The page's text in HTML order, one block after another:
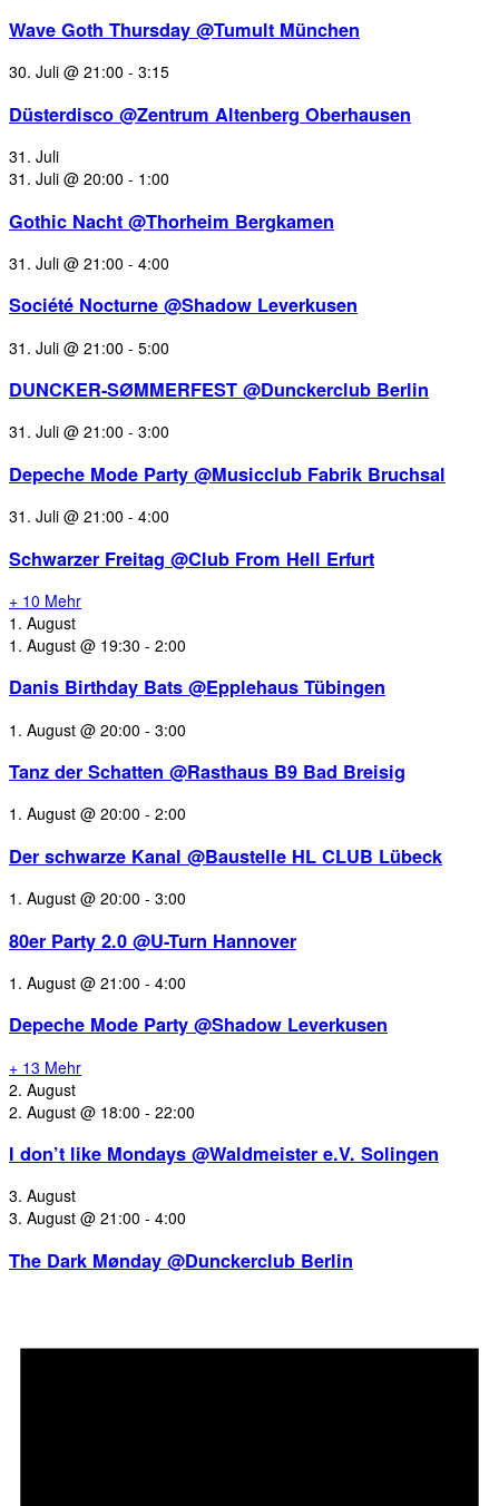
Wave Goth Thursday @Tumult München
30. Juli @ 21:00 - 3:15
Düsterdisco @Zentrum Altenberg Oberhausen
31. Juli
31. Juli @ 20:00 - 1:00
Gothic Nacht @Thorheim Bergkamen
31. Juli @ 21:00 - 4:00
Société Nocturne @Shadow Leverkusen
31. Juli @ 21:00 - 5:00
DUNCKER-SØMMERFEST @Dunckerclub Berlin
31. Juli @ 21:00 - 3:00
Depeche Mode Party @Musicclub Fabrik Bruchsal
31. Juli @ 21:00 - 4:00
Schwarzer Freitag @Club From Hell Erfurt
+ 10 Mehr
1. August
1. August @ 19:30 - 2:00
Danis Birthday Bats @Epplehaus Tübingen
1. August @ 20:00 - 3:00
Tanz der Schatten @Rasthaus B9 Bad Breisig
1. August @ 20:00 - 2:00
Der schwarze Kanal @Baustelle HL CLUB Lübeck
1. August @ 20:00 - 3:00
80er Party 2.0 @U-Turn Hannover
1. August @ 21:00 - 4:00
Depeche Mode Party @Shadow Leverkusen
+ 13 Mehr
2. August
2. August @ 18:00 - 22:00
I don’t like Mondays @Waldmeister e.V. Solingen
3. August
3. August @ 21:00 - 4:00
The Dark Mønday @Dunckerclub Berlin